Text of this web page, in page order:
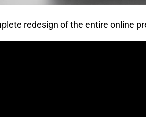
redesign of the entire online